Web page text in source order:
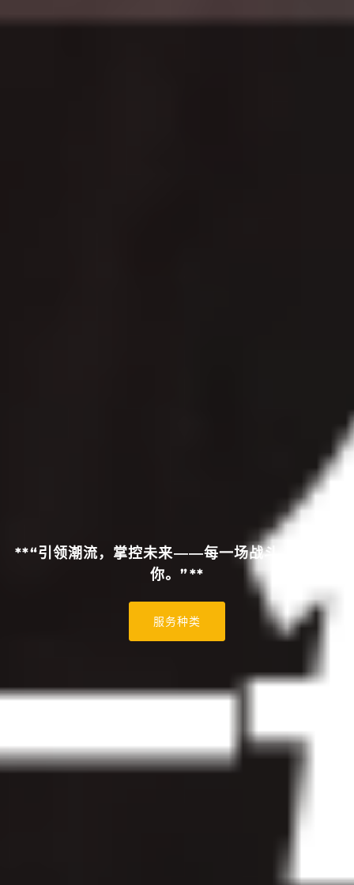
**“引领潮流，掌控未来——每一场战斗，都属于
你。”**
服务种类